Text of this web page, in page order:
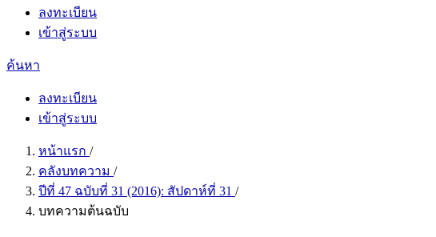
ลงทะเบียน
เข้าสู่ระบบ
ค้นหา
ลงทะเบียน
เข้าสู่ระบบ
หน้าแรก /
คลังบทความ /
ปีที่ 47 ฉบับที่ 31 (2016): สัปดาห์ที่ 31 /
บทความต้นฉบับ